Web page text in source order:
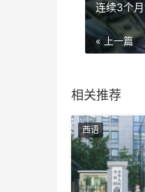
连续3个
« 上一篇
相关推荐
西语